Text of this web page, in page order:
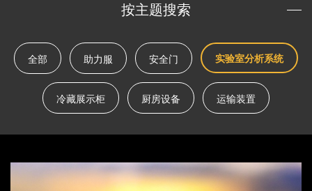
按主题搜索
全部 助力服 安全门 实验室分析系统
冷藏展示柜 厨房设备 运输装置